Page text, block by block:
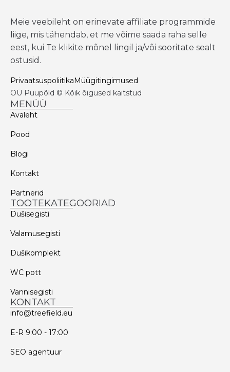
Meie veebileht on erinevate affiliate programmide
liige, mis tähendab, et me võime saada raha selle
eest, kui Te klikite mõnel lingil ja/või sooritate sealt
ostusid.
PrivaatsuspoliitikaMüügitingimused
OÜ Puupõld © Kõik õigused kaitstud
MENÜÜ
Avaleht
Pood
Blogi
Kontakt
Partnerid
TOOTEKATEGOORIAD
Dušisegisti
Valamusegisti
Dušikomplekt
WC pott
Vannisegisti
KONTAKT
info@treefield.eu
E-R 9:00 - 17:00
SEO agentuur